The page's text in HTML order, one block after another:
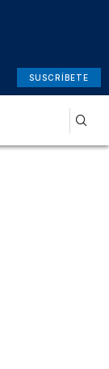
SUSCRÍBETE